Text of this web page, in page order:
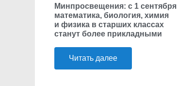
Минпросвещения: с 1 сентября
математика, биология, химия
и физика в старших классах
станут более прикладными
Читать далее